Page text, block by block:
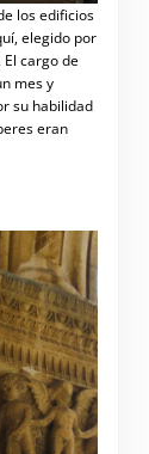
los edificios
elegido por
cargo de
mes y
su habilidad
eran